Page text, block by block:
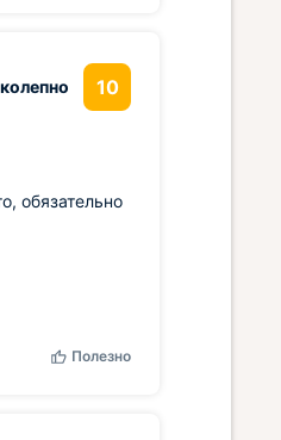
10
обязательно
Полезно